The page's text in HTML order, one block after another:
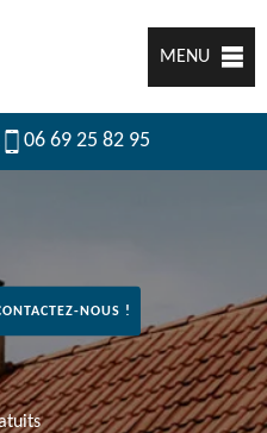
MENU
06 69 25 82 95
NOUS !